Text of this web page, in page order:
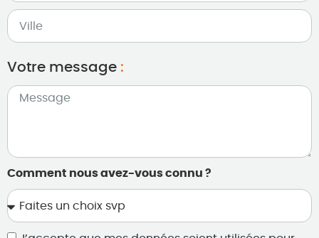
Votre message :
Comment nous avez-vous connu ?